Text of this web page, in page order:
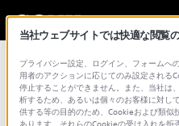
総合サポート・お
当社ウェブサイトでは快適な閲覧
プライバシー設定、ログイン、フォームへ
用者のアクションに応じてのみ設定される
停止することができません。また、当社は
析するため、あるいは個々のお客様に対し
供する等の目的のため、Cookieおよび類